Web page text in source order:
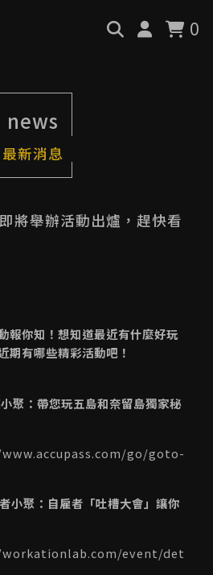
0
請
請
news
最新消息
將舉辦活動出爐，趕快看
報你知！想知道最近有什麼好玩
期有哪些精彩活動吧！
聚：帶您玩五島和奈留島獨家秘
go/goto-
聚：自雇者「吐槽大會」讓你
event/det